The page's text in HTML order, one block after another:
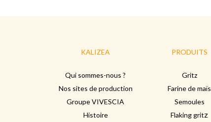
KALIZEA
Qui sommes-nous ?
Nos sites de production
Groupe VIVESCIA
Histoire
PRODUITS
Gritz
Farine de maïs
Semoules
Flaking gritz